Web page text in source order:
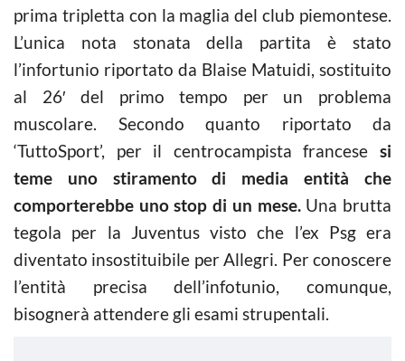
prima tripletta con la maglia del club piemontese.
L’unica nota stonata della partita è stato
l’infortunio riportato da Blaise Matuidi, sostituito
al 26′ del primo tempo per un problema
muscolare. Secondo quanto riportato da
‘TuttoSport’, per il centrocampista francese si
teme uno stiramento di media entità che
comporterebbe uno stop di un mese.Una brutta
tegola per la Juventus visto che l’ex Psg era
diventato insostituibile per Allegri. Per conoscere
l’entità precisa dell’infotunio, comunque,
bisognerà attendere gli esami strupentali.